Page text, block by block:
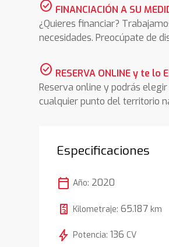
check_circle FINANCIACIÓN A SU
¿Quieres financiar?
necesidades. Preocúpate de
check_circle RESERVA ONLINE y te lo
Reserva online y podrás
cualquier punto del territorio
Especificaciones
calendar_today Año: 2020
Kilometraje:65.187 km
bolt Potencia:136 CV